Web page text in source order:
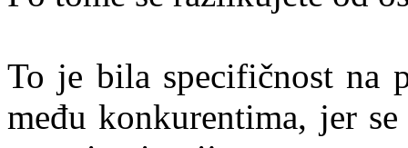
To je bila specifičnost na
među konkurentima, jer